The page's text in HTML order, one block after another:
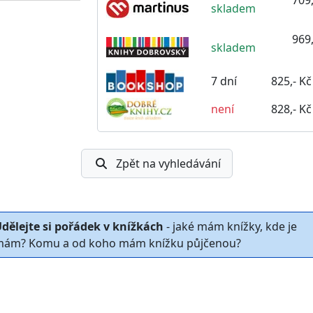
skladem
skladem
7 dní
825,- Kč
není
828,- Kč
Zpět na vyhledávání
si pořádek v knížkách - jaké mám knížky, kde je
Komu a od koho mám knížku půjčenou?